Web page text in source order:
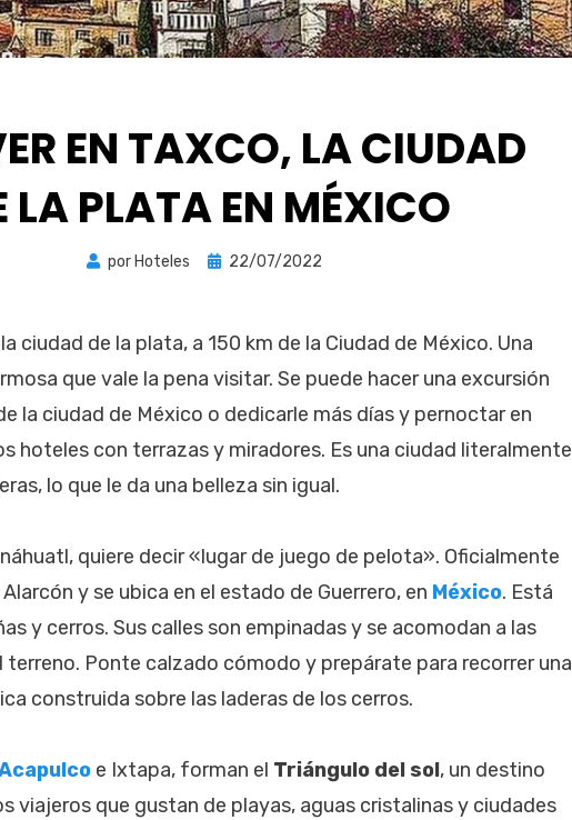
EN TAXCO, LA CIUDAD
LA PLATA EN MÉXICO
por Hoteles
Publicada
22/07/2022
ciudad de la plata, a 150 km de la Ciudad de México. Una
que vale la pena visitar. Se puede hacer una excursión
la ciudad de México o dedicarle más días y pernoctar en
hoteles con terrazas y miradores. Es una ciudad literalmente
lo que le da una belleza sin igual.
quiere decir «lugar de juego de pelota». Oficialmente
y se ubica en el estado de Guerrero, en México. Está
y cerros. Sus calles son empinadas y se acomodan a las
terreno. Ponte calzado cómodo y prepárate para recorrer una
construida sobre las laderas de los cerros.
e Ixtapa, forman el Triángulo del sol, un destino
viajeros que gustan de playas, aguas cristalinas y ciudades